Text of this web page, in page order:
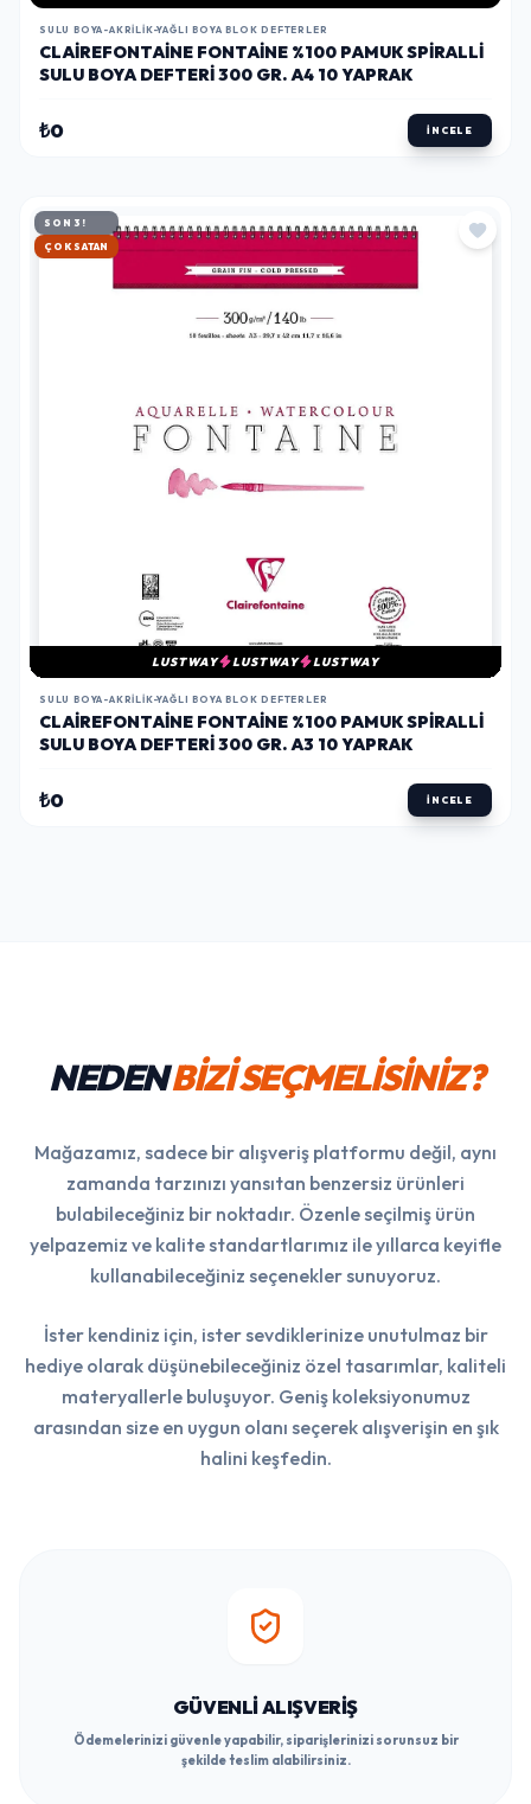
SULU BOYA-AKRILIK-YAĞLI BOYA BLOK DEFTERLER
CLAIREFONTAINE FONTAINE %100 PAMUK SPIRALLI
SULU BOYA DEFTERI 300 GR. A4 10 YAPRAK
₺0 İNCELE
SON 3!
HIZLI KARGO
LUSTWAY LUSTWAY LUSTWAY
SULU BOYA-AKRILIK-YAĞLI BOYA BLOK DEFTERLER
CLAIREFONTAINE FONTAINE %100 PAMUK SPIRALLI
SULU BOYA DEFTERI 300 GR. A3 10 YAPRAK
₺0 İNCELE
NEDENBİZİ SEÇMELİSİNİZ?
Mağazamız, sadece bir alışveriş platformu değil, aynı
zamanda tarzınızı yansıtan benzersiz ürünleri
bulabileceğiniz bir noktadır. Özenle seçilmiş ürün
yelpazemiz ve kalite standartlarımız ile yıllarca keyifle
kullanabileceğiniz seçenekler sunuyoruz.
İster kendiniz için, ister sevdiklerinize unutulmaz bir
hediye olarak düşünebileceğiniz özel tasarımlar, kaliteli
materyallerle buluşuyor. Geniş koleksiyonumuz
arasından size en uygun olanı seçerek alışverişin en şık
halini keşfedin.
GÜVENLI ALIŞVERIŞ
Ödemelerinizi güvenle yapabilir, siparişlerinizi sorunsuz bir
şekilde teslim alabilirsiniz.